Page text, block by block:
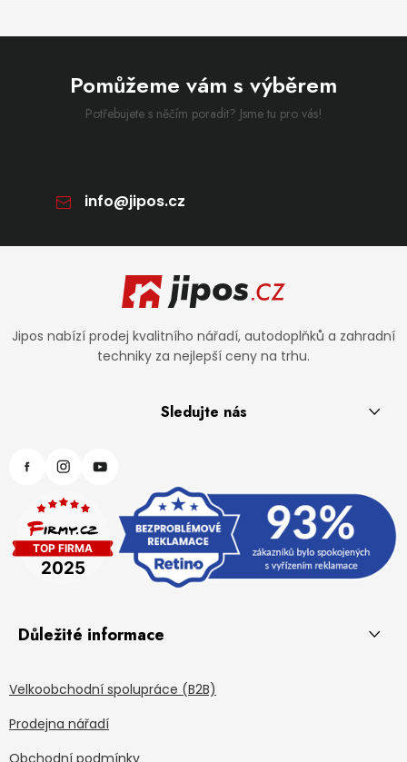
Pomůžeme vám s výběrem
Potřebujete s něčím poradit? Jsme tu pro vás!
info@jipos.cz
Zápatí
Jipos nabízí prodej kvalitního nářadí, autodoplňků a zahradní
techniky za nejlepší ceny na trhu.
Sledujte nás
Důležité informace
Velkoobchodní spolupráce (B2B)
Prodejna nářadí
Obchodní podmínky